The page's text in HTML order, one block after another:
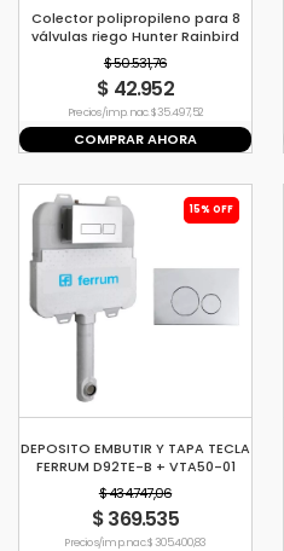
Colector polipropileno para 8
válvulas riego Hunter Rainbird
$ 50.531,76
$ 42.952
Precio s/imp. nac. $ 35.497,52
COMPRAR AHORA
15% OFF
DEPOSITO EMBUTIR Y TAPA TECLA
FERRUM D92TE-B + VTA50-01
$ 434.747,06
$ 369.535
Precio s/imp. nac. $ 305.400,83